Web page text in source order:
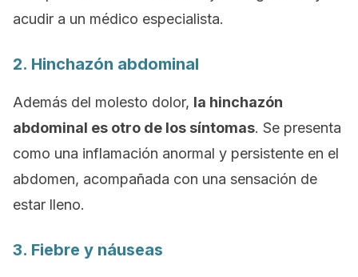
acudir a un médico especialista.
2. Hinchazón abdominal
Además del molesto dolor, la hinchazón
abdominal es otro de los síntomas. Se presenta
como una inflamación anormal y persistente en el
abdomen, acompañada con una sensación de
estar lleno.
3. Fiebre y náuseas